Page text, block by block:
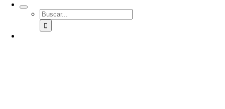
Buscar: